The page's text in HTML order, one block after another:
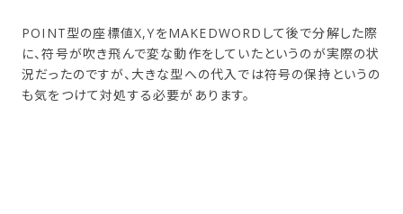
POINT型の座標値X,YをMAKEDWORDして後で分解した際
に、符号が吹き飛んで変な動作をしていたというのが実際の状
況だったのですが、大きな型への代入では符号の保持というの
も気をつけて対処する必要があります。